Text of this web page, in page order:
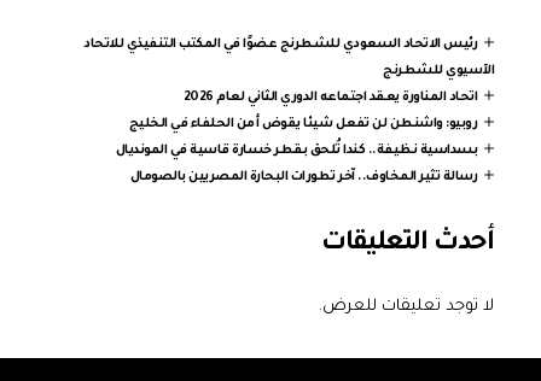
رئيس الاتحاد السعودي للشطرنج عضوًا في المكتب التنفيذي للاتحاد
الآسيوي للشطرنج
اتحاد المناورة يعقد اجتماعه الدوري الثاني لعام 2026
روبيو: واشنطن لن تفعل شيئا يقوض أمن الحلفاء في الخليج
بسداسية نظيفة.. كندا تُلحق بقطر خسارة قاسية في المونديال
رسالة تثير المخاوف.. آخر تطورات البحارة المصريين بالصومال
أحدث التعليقات
لا توجد تعليقات للعرض.